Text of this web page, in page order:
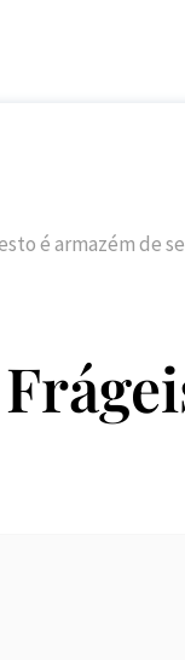
é armazém de